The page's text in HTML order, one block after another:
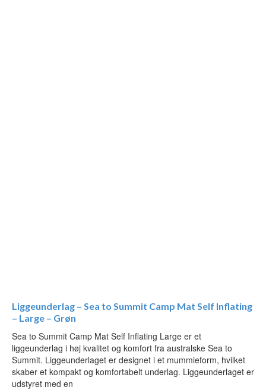
Liggeunderlag – Sea to Summit Camp Mat Self Inflating
– Large – Grøn
Sea to Summit Camp Mat Self Inflating Large er et
liggeunderlag i høj kvalitet og komfort fra australske Sea to
Summit. Liggeunderlaget er designet i et mummieform, hvilket
skaber et kompakt og komfortabelt underlag. Liggeunderlaget er
udstyret med en